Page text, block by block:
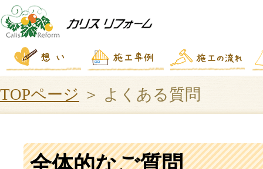
TOPページ ＞ よくある質問
全体的なご質問